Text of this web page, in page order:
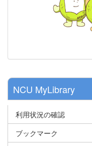
NCU MyLibrary
利用状況の確認
ブックマーク